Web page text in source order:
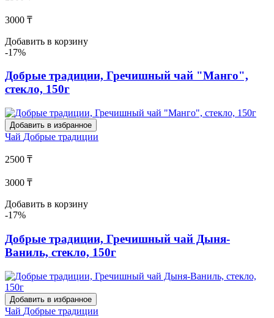
3000 ₸
Добавить в корзину
-17%
Добрые традиции, Гречишный чай "Манго",
стекло, 150г
Добавить в избранное
Чай Добрые традиции
2500 ₸
3000 ₸
Добавить в корзину
-17%
Добрые традиции, Гречишный чай Дыня-
Ваниль, стекло, 150г
Добавить в избранное
Чай Добрые традиции